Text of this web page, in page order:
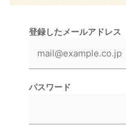
登録したメールアドレス
パスワード